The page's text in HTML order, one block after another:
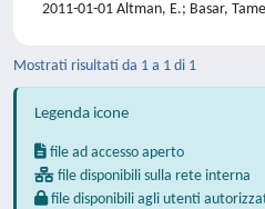
2011-01-01 Altman, E.; Basar,
Mostrati risultati da 1 a 1 di 1
Legenda icone
file ad accesso aperto
file disponibili sulla rete interna
file disponibili agli utenti